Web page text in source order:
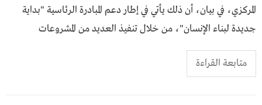
المركزي، في بيان، أن ذلك يأتي في إطار دعم المبادرة الرئاسية "بداية
جديدة لبناء الإنسان"، من خلال تنفيذ العديد من المشروعات
متابعة القراءة